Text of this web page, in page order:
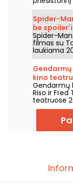
Spider-
be
grįžimą į
Spider-
filmas su
laukiama
mūsų
kino
Gendarmų
Riso ir
teatruose